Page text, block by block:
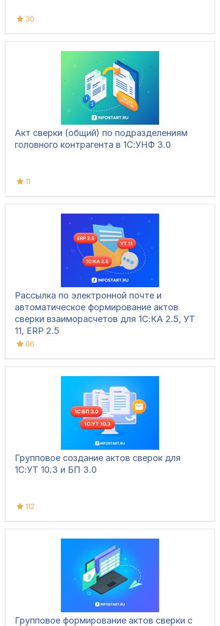
30
Акт сверки (общий) по подразделениям
головного контрагента в 1С:УНФ 3.0
11
Рассылка по электронной почте и
автоматическое формирование актов
сверки взаиморасчетов для 1С:КА 2.5, УТ
11, ERP 2.5
86
Групповое создание актов сверок для
1С:УТ 10.3 и БП 3.0
112
Групповое формирование актов сверки с